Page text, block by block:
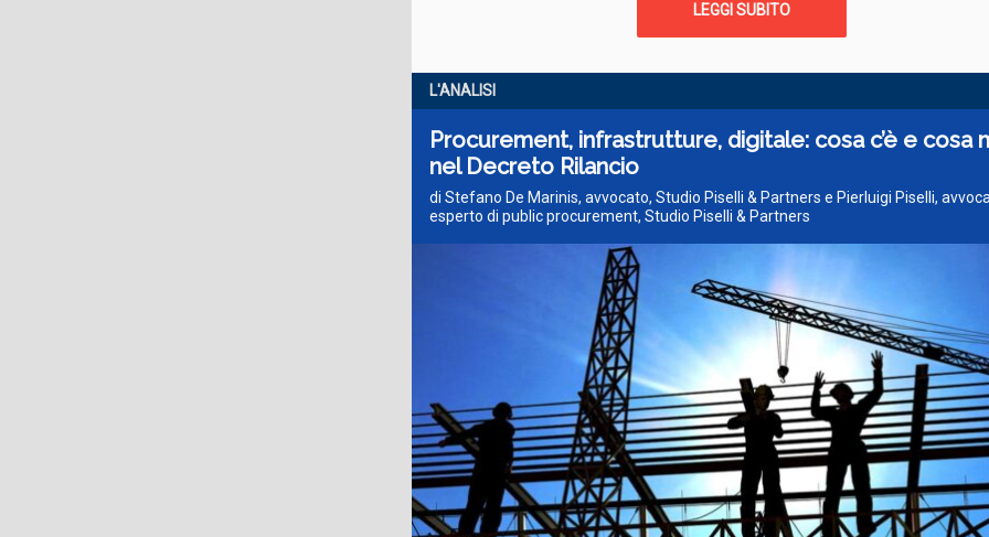
LEGGI SUBITO
L'ANALISI
Procurement, infrastrutture, digitale: cosa c’è e cosa
nel Decreto Rilancio
di Stefano De Marinis, avvocato, Studio Piselli & Partners e Pierluigi Piselli,
esperto di public procurement, Studio Piselli & Partners